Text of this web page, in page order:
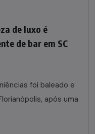
de luxo é
de bar em SC
foi baleado e
após uma